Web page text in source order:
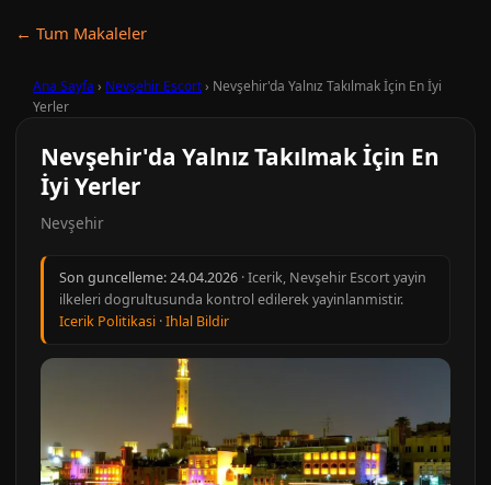
← Tum Makaleler
Ana Sayfa › Nevşehir Escort› Nevşehir'da Yalnız Takılmak İçin En İyi
Yerler
Nevşehir'da Yalnız Takılmak İçin En
İyi Yerler
Nevşehir
Son guncelleme:24.04.2026 · Icerik, Nevşehir Escort yayin
ilkeleri dogrultusunda kontrol edilerek yayinlanmistir.
Icerik Politikasi ·Ihlal Bildir